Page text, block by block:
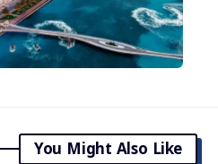
You Might Also Like